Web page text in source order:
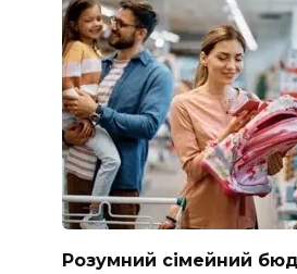
Розумний сімейний